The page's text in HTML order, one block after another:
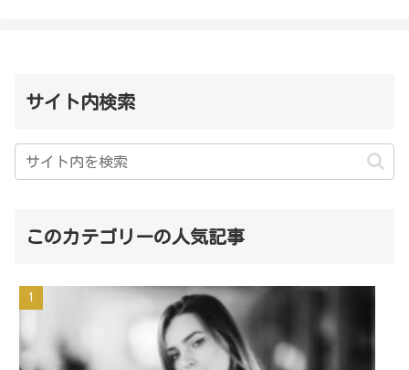
サイト内検索
このカテゴリーの人気記事